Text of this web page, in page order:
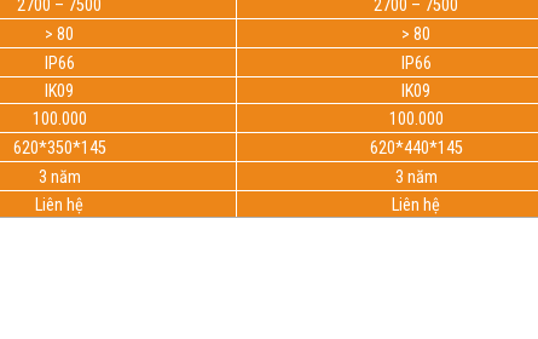
2700 – 7500 2700 – 7500
> 80 > 80
IP66 IP66
IK09 IK09
100.000 100.000
620*350*145 620*440*145
3 năm 3 năm
Liên hệ Liên hệ